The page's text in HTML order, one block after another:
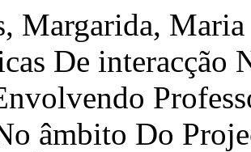
Margarida,
De interacção
âmbito Do